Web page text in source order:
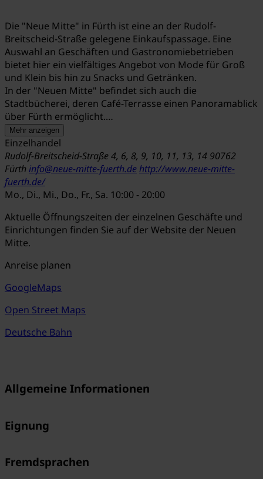
Die "Neue Mitte" in Fürth ist eine an der Rudolf-
Breitscheid-Straße gelegene Einkaufspassage. Eine
Auswahl an Geschäften und Gastronomiebetrieben
bietet hier ein vielfältiges Angebot von Mode für Groß
und Klein bis hin zu Snacks und Getränken.
In der "Neuen Mitte" befindet sich auch die
Stadtbücherei, deren Café-Terrasse einen Panoramablick
über Fürth ermöglicht.
Dank der zentralen Lage ist die Einkaufsstraße bequem
mit Bus und Bahn erreichbar, zudem stehen Stellplätze in
der Tiefgarage zur Verfügung.
Mehr anzeigen
Einzelhandel
Rudolf-Breitscheid-Straße 4, 6, 8, 9, 10, 11, 13, 14 90762
Fürth info@neue-mitte-fuerth.dehttp://www.neue-mitte-
fuerth.de/
Mo., Di., Mi., Do., Fr., Sa. 10:00 - 20:00
Aktuelle Öffnungszeiten der einzelnen Geschäfte und
Einrichtungen finden Sie auf der Website der Neuen
Mitte.
Anreise planen
GoogleMaps
Open Street Maps
Deutsche Bahn
Allgemeine Informationen
Eignung
Fremdsprachen